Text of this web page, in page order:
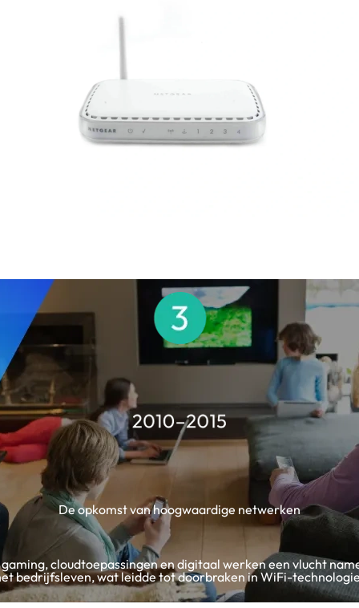
De opkomst van hoogwaardige netwerken
cloudtoepassingen en digitaal werken een vlucht
bedrijfsleven, wat leidde tot doorbraken in WiFi-